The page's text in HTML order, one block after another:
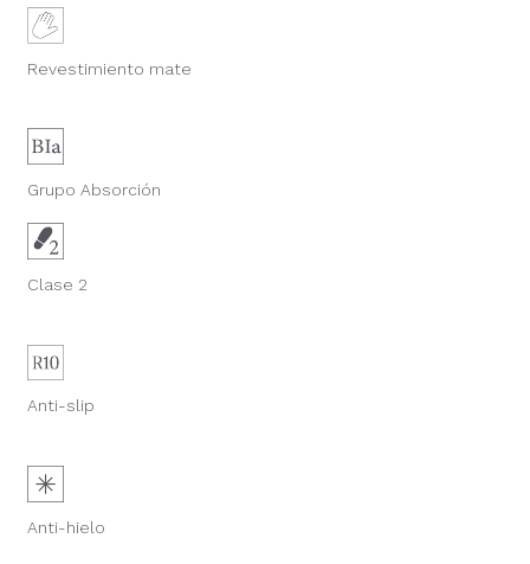
Revestimiento mate
Grupo Absorción
Clase 2
Anti-slip
Anti-hielo